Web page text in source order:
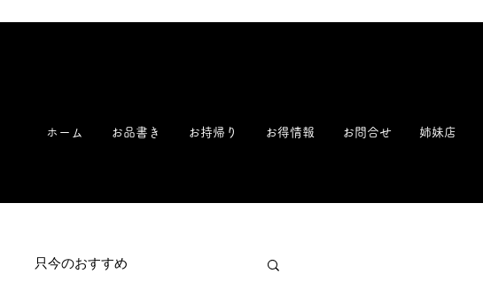
ホーム お品書き お持帰り お得情報 お問合せ 姉妹店
只今のおすすめ